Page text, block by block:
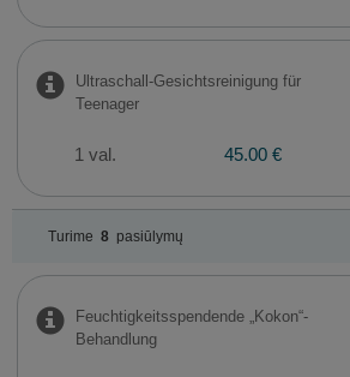
Ultraschall-Gesichtsreinigung für
Teenager
1 val. 45.00 €
Turime 8pasiūlymų
Feuchtigkeitsspendende „Kokon“-
Behandlung